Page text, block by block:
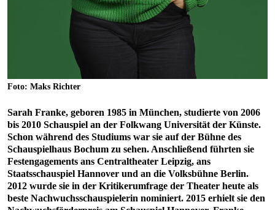
Foto: Maks Richter
Sarah Franke, geboren 1985 in München, studierte von 2006
bis 2010 Schauspiel an der Folkwang Universität der Künste.
Schon während des Studiums war sie auf der Bühne des
Schauspielhaus Bochum zu sehen. Anschließend führten sie
Festengagements ans Centraltheater Leipzig, ans
Staatsschauspiel Hannover und an die Volksbühne Berlin.
2012 wurde sie in der Kritikerumfrage der Theater heute als
beste Nachwuchsschauspielerin nominiert. 2015 erhielt sie den